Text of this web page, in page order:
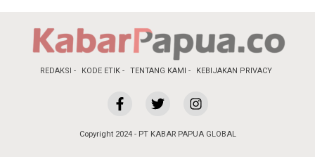
REDAKSI KODE ETIK TENTANG KAMI KEBIJAKAN PRIVACY
Copyright 2024 - PT KABAR PAPUA GLOBAL